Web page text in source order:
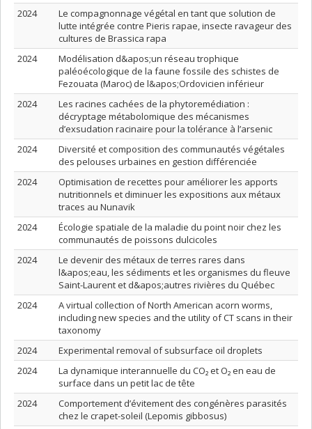
2024
Le compagnonnage végétal en tant que solution de
lutte intégrée contre Pieris rapae, insecte ravageur des
cultures de Brassica rapa
2024
Modélisation d&apos;un réseau trophique
paléoécologique de la faune fossile des schistes de
Fezouata (Maroc) de l&apos;Ordovicien inférieur
2024
Les racines cachées de la phytoremédiation :
décryptage métabolomique des mécanismes
d’exsudation racinaire pour la tolérance à l’arsenic
2024
Diversité et composition des communautés végétales
des pelouses urbaines en gestion différenciée
2024
Optimisation de recettes pour améliorer les apports
nutritionnels et diminuer les expositions aux métaux
traces au Nunavik
2024
Écologie spatiale de la maladie du point noir chez les
communautés de poissons dulcicoles
2024
Le devenir des métaux de terres rares dans
l&apos;eau, les sédiments et les organismes du fleuve
Saint-Laurent et d&apos;autres rivières du Québec
2024
A virtual collection of North American acorn worms,
including new species and the utility of CT scans in their
taxonomy
2024
Experimental removal of subsurface oil droplets
2024
La dynamique interannuelle du CO₂ et O₂ en eau de
surface dans un petit lac de tête
2024
Comportement d’évitement des congénères parasités
chez le crapet-soleil (Lepomis gibbosus)